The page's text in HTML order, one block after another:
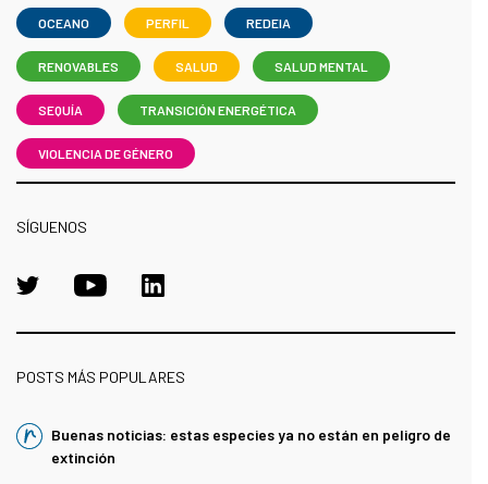
OCEANO PERFIL REDEIA
RENOVABLES SALUD SALUD MENTAL
SEQUÍA TRANSICIÓN ENERGÉTICA
VIOLENCIA DE GÉNERO
SÍGUENOS
POSTS MÁS POPULARES
Buenas noticias: estas especies ya no están en peligro de
extinción